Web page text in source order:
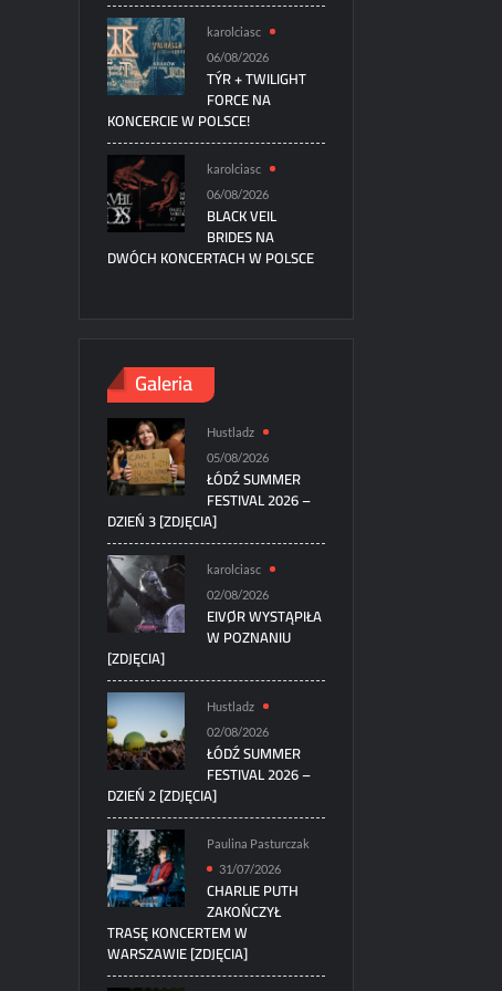
karolciasc
06/08/2026
TÝR + TWILIGHT
FORCE NA
KONCERCIE W POLSCE!
karolciasc
06/08/2026
BLACK VEIL
BRIDES NA
DWÓCH KONCERTACH W POLSCE
Galeria
Hustladz
05/08/2026
ŁÓDŹ SUMMER
FESTIVAL 2026 –
DZIEŃ 3 [ZDJĘCIA]
karolciasc
02/08/2026
EIVØR WYSTĄPIŁA
W POZNANIU
[ZDJĘCIA]
Hustladz
02/08/2026
ŁÓDŹ SUMMER
FESTIVAL 2026 –
DZIEŃ 2 [ZDJĘCIA]
Paulina Pasturczak
31/07/2026
CHARLIE PUTH
ZAKOŃCZYŁ
TRASĘ KONCERTEM W
WARSZAWIE [ZDJĘCIA]